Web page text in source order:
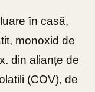
în casă,
monoxid de
din alianțe de
(COV), de